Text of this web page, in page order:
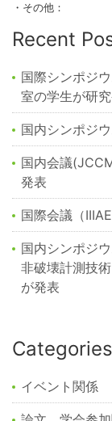
・その他：
Recent
国際シンポジ
室の学生が研
国内シンポジ
国内会議
発表
国際会議（
国内シンポジ
非破壊計測技
が発表
Categories
イベント関係